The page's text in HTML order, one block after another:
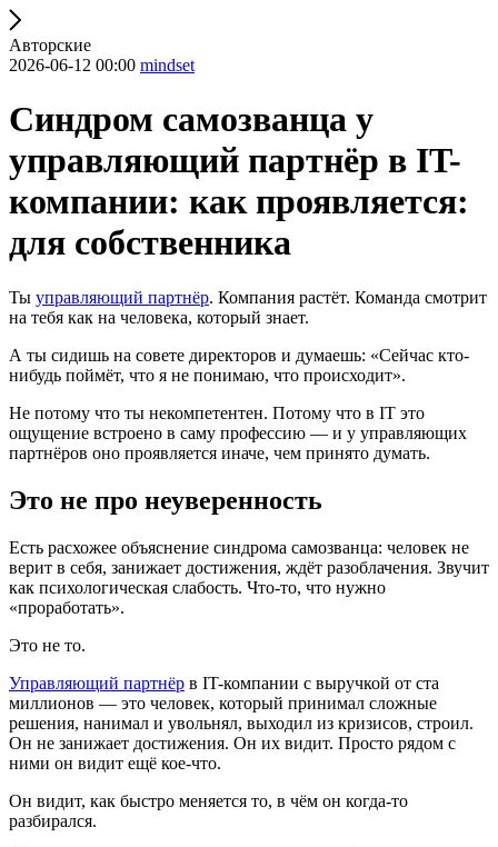
Авторские
2026-06-12 00:00 mindset
Синдром самозванца у
управляющий партнёр в IT-
компании: как проявляется:
для собственника
Ты управляющий партнёр. Компания растёт. Команда смотрит
на тебя как на человека, который знает.
А ты сидишь на совете директоров и думаешь: «Сейчас кто-
нибудь поймёт, что я не понимаю, что происходит».
Не потому что ты некомпетентен. Потому что в IT это
ощущение встроено в саму профессию — и у управляющих
партнёров оно проявляется иначе, чем принято думать.
Это не про неуверенность
Есть расхожее объяснение синдрома самозванца: человек не
верит в себя, занижает достижения, ждёт разоблачения. Звучит
как психологическая слабость. Что-то, что нужно
«проработать».
Это не то.
Управляющий партнёр в IT-компании с выручкой от ста
миллионов — это человек, который принимал сложные
решения, нанимал и увольнял, выходил из кризисов, строил.
Он не занижает достижения. Он их видит. Просто рядом с
ними он видит ещё кое-что.
Он видит, как быстро меняется то, в чём он когда-то
разбирался.